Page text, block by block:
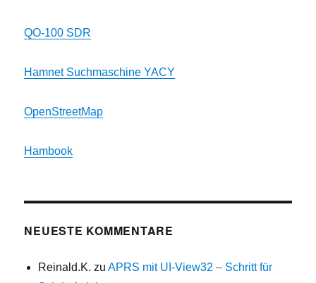
QO-100 SDR
Hamnet Suchmaschine YACY
OpenStreetMap
Hambook
NEUESTE KOMMENTARE
Reinald.K. zuAPRS mit UI-View32 – Schritt für